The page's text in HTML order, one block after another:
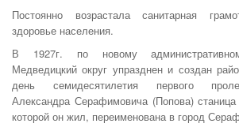
Постоянно возрастала санитарная
здоровье населения.
В 1927г. по новому
Медведицкий округ упразднен и создан
день семидесятилетия первого
Александра Серафимовича (Попова)
которой он жил, переименована в город